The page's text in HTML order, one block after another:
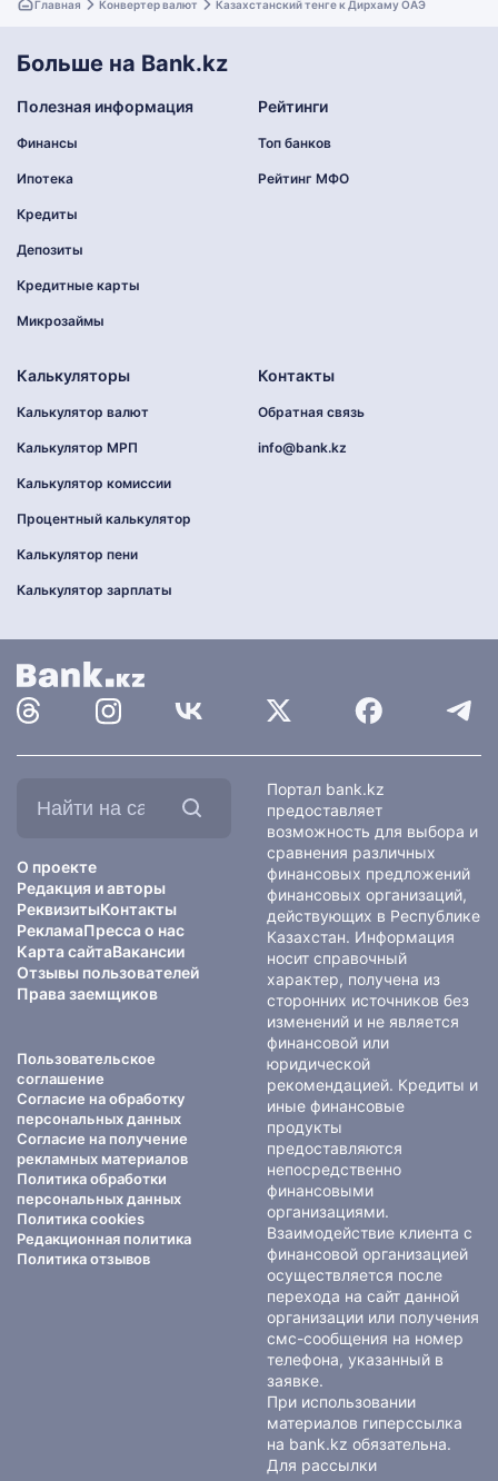
Главная Конвертер валют Казахстанский тенге к Дирхаму ОАЭ
Больше на Bank.kz
Полезная информация
Финансы
Ипотека
Кредиты
Депозиты
Кредитные карты
Микрозаймы
Рейтинги
Топ банков
Рейтинг МФО
Калькуляторы
Калькулятор валют
Калькулятор МРП
Калькулятор комиссии
Процентный калькулятор
Калькулятор пени
Калькулятор зарплаты
Контакты
Обратная связь
info@bank.kz
О проекте
Редакция и авторы
РеквизитыКонтакты
РекламаПресса о нас
Карта сайтаВакансии
Отзывы пользователей
Права заемщиков
Пользовательское
соглашение
Согласие на обработку
персональных данных
Согласие на получение
рекламных материалов
Политика обработки
персональных данных
Политика cookies
Редакционная политика
Политика отзывов
Портал bank.kz
предоставляет
возможность для выбора и
сравнения различных
финансовых предложений
финансовых организаций,
действующих в Республике
Казахстан. Информация
носит справочный
характер, получена из
сторонних источников без
изменений и не является
финансовой или
юридической
рекомендацией. Кредиты и
иные финансовые
продукты
предоставляются
непосредственно
финансовыми
организациями.
Взаимодействие клиента с
финансовой организацией
осуществляется после
перехода на сайт данной
организации или получения
смс-сообщения на номер
телефона, указанный в
заявке.
При использовании
материалов гиперссылка
на bank.kz обязательна.
Для рассылки